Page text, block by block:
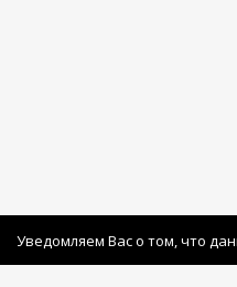
Уведомляем Вас о том, что